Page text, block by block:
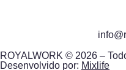
ROYALWORK © 2026 –
Desenvolvido por: Mixlife